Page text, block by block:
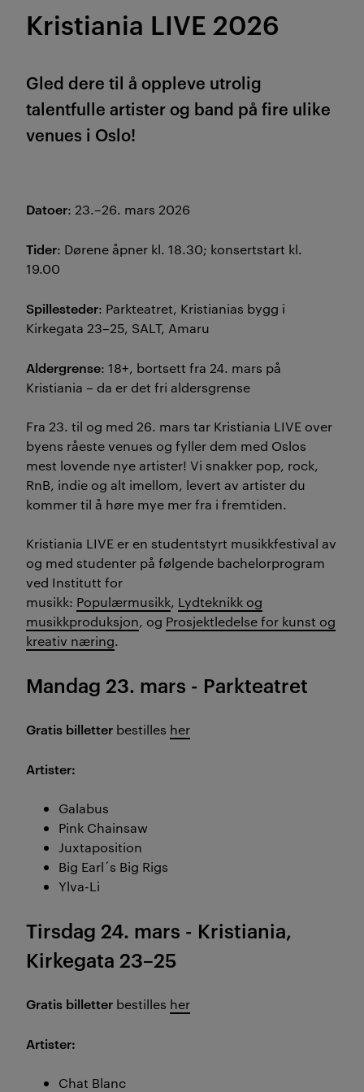
Kristiania LIVE 2026
Gled dere til å oppleve utrolig
talentfulle artister og band på fire ulike
venues i Oslo!
Datoer: 23.–26. mars 2026
Tider: Dørene åpner kl. 18.30; konsertstart kl.
19.00
Spillesteder: Parkteatret, Kristianias bygg i
Kirkegata 23–25, SALT, Amaru
Aldergrense: 18+, bortsett fra 24. mars på
Kristiania – da er det fri aldersgrense
Fra 23. til og med 26. mars tar Kristiania LIVE over
byens råeste venues og fyller dem med Oslos
mest lovende nye artister! Vi snakker pop, rock,
RnB, indie og alt imellom, levert av artister du
kommer til å høre mye mer fra i fremtiden.
Kristiania LIVE er en studentstyrt musikkfestival av
og med studenter på følgende bachelorprogram
ved Institutt for
musikk: Populærmusikk, Lydteknikk og
musikkproduksjon, og Prosjektledelse for kunst og
kreativ næring.
Mandag 23. mars - Parkteatret
Gratis billetter bestilles her
Artister:
Galabus
Pink Chainsaw
Juxtaposition
Big Earl´s Big Rigs
Ylva-Li
Tirsdag 24. mars - Kristiania,
Kirkegata 23–25
Gratis billetter bestilles her
Artister:
Chat Blanc